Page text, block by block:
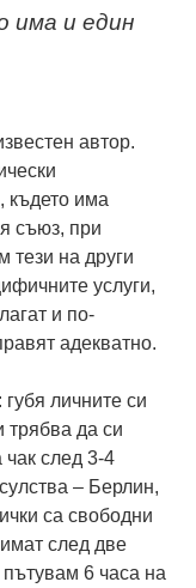
има и един
автор.
където има
съюз, при
тези на други
услуги,
и по-
адекватно.
личните си
да си
след 3-4
– Берлин,
са свободни
след две
6 часа на